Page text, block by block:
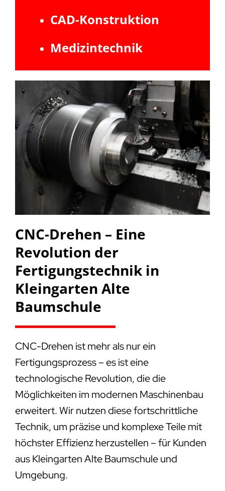
CAD-Konstruktion
Medizintechnik
CNC-Drehen – Eine
Revolution der
Fertigungstechnik in
Kleingarten Alte
Baumschule
CNC-Drehen ist mehr als nur ein
Fertigungsprozess – es ist eine
technologische Revolution, die die
Möglichkeiten im modernen Maschinenbau
erweitert. Wir nutzen diese fortschrittliche
Technik, um präzise und komplexe Teile mit
höchster Effizienz herzustellen – für Kunden
aus Kleingarten Alte Baumschule und
Umgebung.